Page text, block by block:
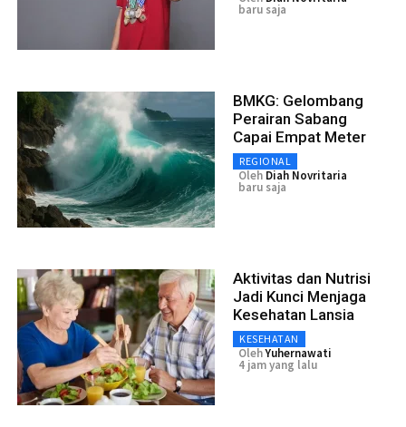
baru saja
BMKG: Gelombang
Perairan Sabang
Capai Empat Meter
REGIONAL
Oleh Diah Novritaria
baru saja
Aktivitas dan Nutrisi
Jadi Kunci Menjaga
Kesehatan Lansia
KESEHATAN
OlehYuhernawati
4 jam yang lalu